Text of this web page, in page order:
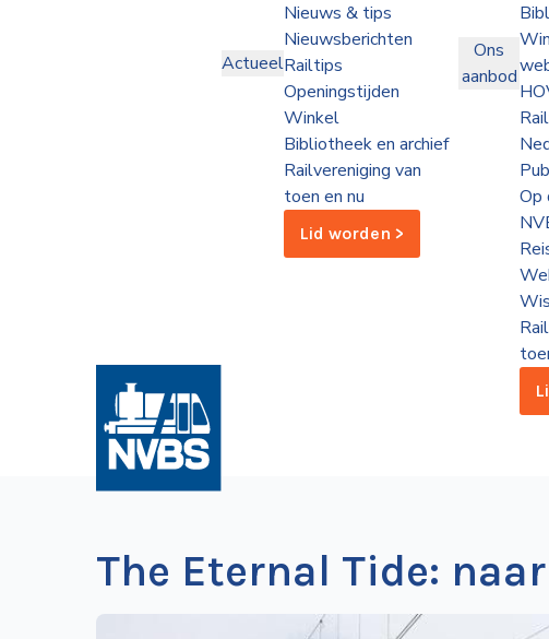
Actueel
Nieuws & tips
Nieuwsberichten
Railtips
Openingstijden
Winkel
Bibliotheek en archief
Railvereniging van
toen en nu
Lid worden >
Ons
aanbod
Op
The Eternal Tide: